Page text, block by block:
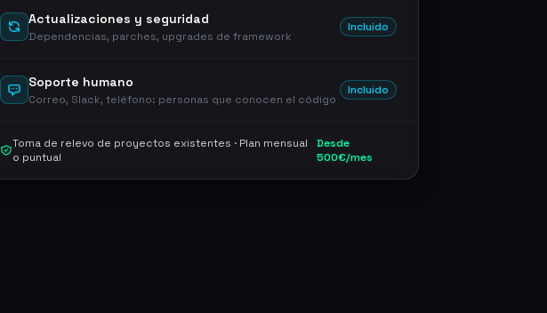
Actualizaciones y seguridad
Dependencias, parches, upgrades de framework
Incluido
Soporte humano
Correo, Slack, teléfono: personas que conocen el código
Incluido
Toma de relevo de proyectos existentes · Plan mensual
o puntual
Desde
500€/mes